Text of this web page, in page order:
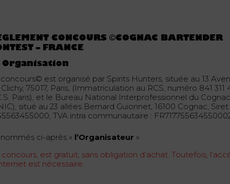
CONCOURS ©COGNAC BARTENDER
– FRANCE
Organisation
est organisé par Spirits Hunters, située au 13
75017, Paris, (Immatriculation au RCS, numéro 841 311
Paris), et le Bureau National Interprofessionnel du Cognac
situé au 23 allées Bernard Guionnet, 16100 Cognac, Siret
TVA intra communautaire :
ci-après « l’Organisateur »
est gratuit, sans obligation d’achat. Toutefois,
est nécessaire.